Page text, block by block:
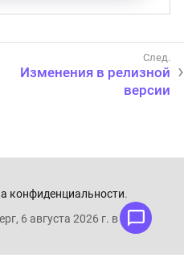
Изменения в релизной
версии
конфиденциальности.
6 августа 2026 г. в 11:05